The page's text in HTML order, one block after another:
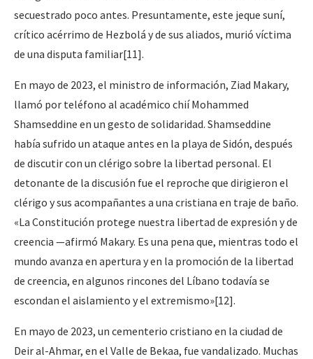
secuestrado poco antes. Presuntamente, este jeque suní,
crítico acérrimo de Hezbolá y de sus aliados, murió víctima
de una disputa familiar[11].
En mayo de 2023, el ministro de información, Ziad Makary,
llamó por teléfono al académico chií Mohammed
Shamseddine en un gesto de solidaridad. Shamseddine
había sufrido un ataque antes en la playa de Sidón, después
de discutir con un clérigo sobre la libertad personal. El
detonante de la discusión fue el reproche que dirigieron el
clérigo y sus acompañantes a una cristiana en traje de baño.
«La Constitución protege nuestra libertad de expresión y de
creencia —afirmó Makary. Es una pena que, mientras todo el
mundo avanza en apertura y en la promoción de la libertad
de creencia, en algunos rincones del Líbano todavía se
escondan el aislamiento y el extremismo»[12].
En mayo de 2023, un cementerio cristiano en la ciudad de
Deir al-Ahmar, en el Valle de Bekaa, fue vandalizado. Muchas